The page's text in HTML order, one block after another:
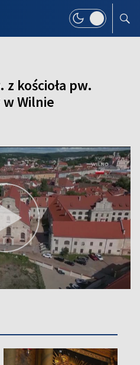
z kościoła pw.
w Wilnie